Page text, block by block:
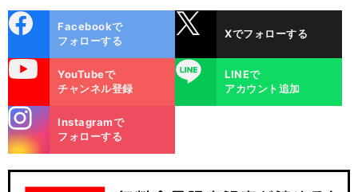
ok
Facebookで
フォローする
Xでフォローする
YouTubeで
チャンネル登録
LINE
LINEで
アカウント追加
m
Instagramで
フォローする